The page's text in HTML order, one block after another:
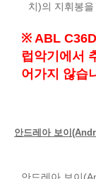
치)의 지휘봉
※ ABL
럽악기에서
어가지 않습
안드레아 보이